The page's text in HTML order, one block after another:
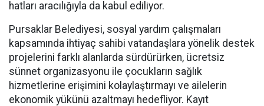
hatları aracılığıyla da kabul ediliyor.
Pursaklar Belediyesi, sosyal yardım çalışmaları
kapsamında ihtiyaç sahibi vatandaşlara yönelik destek
projelerini farklı alanlarda sürdürürken, ücretsiz
sünnet organizasyonu ile çocukların sağlık
hizmetlerine erişimini kolaylaştırmayı ve ailelerin
ekonomik yükünü azaltmayı hedefliyor. Kayıt